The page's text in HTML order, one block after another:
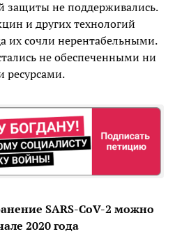
защиты не поддерживались.
и других технологий
их сочли нерентабельными.
не обеспеченными ни
ресурсами.
SARS-CoV-2 можно
2020 года